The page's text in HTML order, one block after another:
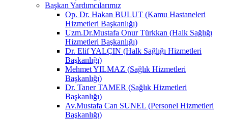
Başkan Yardımcılarımız
Op. Dr. Hakan BULUT (Kamu Hastaneleri
Hizmetleri Başkanlığı)
Uzm.Dr.Mustafa Onur Türkkan (Halk Sağlığı
Hizmetleri Başkanlığı)
Dr. Elif YALÇIN (Halk Sağlığı Hizmetleri
Başkanlığı)
Mehmet YILMAZ (Sağlık Hizmetleri
Başkanlığı)
Dr. Taner TAMER (Sağlık Hizmetleri
Başkanlığı)
Av.Mustafa Can SUNEL (Personel Hizmetleri
Başkanlığı)